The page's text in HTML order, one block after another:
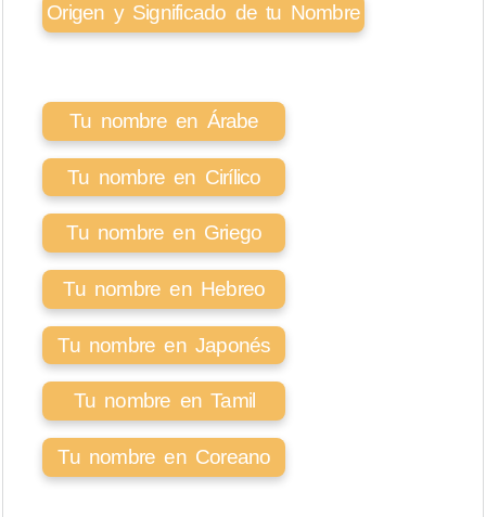
Origen y Significado de tu Nombre
Tu nombre en Árabe
Tu nombre en Cirílico
Tu nombre en Griego
Tu nombre en Hebreo
Tu nombre en Japonés
Tu nombre en Tamil
Tu nombre en Coreano